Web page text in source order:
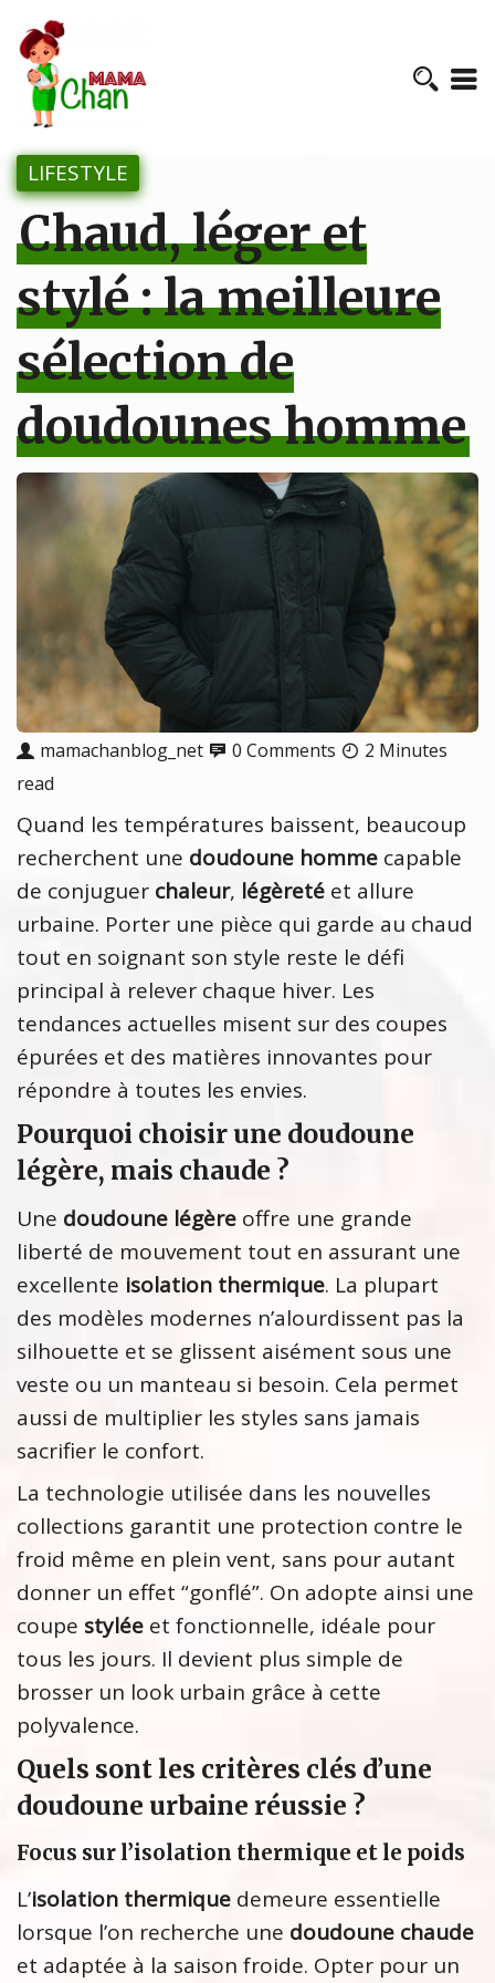
LIFESTYLE
Chaud, léger et
stylé : la meilleure
sélection de
doudounes homme
mamachanblog_net 0 Comments
2 Minutes
read
Quand les températures baissent, beaucoup
recherchent une doudoune homme capable
de conjuguer chaleur, légèreté et allure
urbaine. Porter une pièce qui garde au chaud
tout en soignant son style reste le défi
principal à relever chaque hiver. Les
tendances actuelles misent sur des coupes
épurées et des matières innovantes pour
répondre à toutes les envies.
Pourquoi choisir une doudoune
légère, mais chaude ?
Une doudoune légère offre une grande
liberté de mouvement tout en assurant une
excellente isolation thermique. La plupart
des modèles modernes n’alourdissent pas la
silhouette et se glissent aisément sous une
veste ou un manteau si besoin. Cela permet
aussi de multiplier les styles sans jamais
sacrifier le confort.
La technologie utilisée dans les nouvelles
collections garantit une protection contre le
froid même en plein vent, sans pour autant
donner un effet “gonflé”. On adopte ainsi une
coupe stylée et fonctionnelle, idéale pour
tous les jours. Il devient plus simple de
brosser un look urbain grâce à cette
polyvalence.
Quels sont les critères clés d’une
doudoune urbaine réussie ?
Focus sur l’isolation thermique et le poids
L’isolation thermique demeure essentielle
lorsque l’on recherche une doudoune chaude
et adaptée à la saison froide. Opter pour un